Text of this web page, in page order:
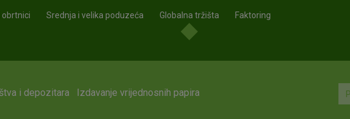
obrtnici Srednja i velika poduzeća Globalna tržišta Faktoring
i depozitara Izdavanje vrijednosnih papira